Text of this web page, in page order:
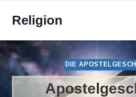
InhaltReligion
DIE